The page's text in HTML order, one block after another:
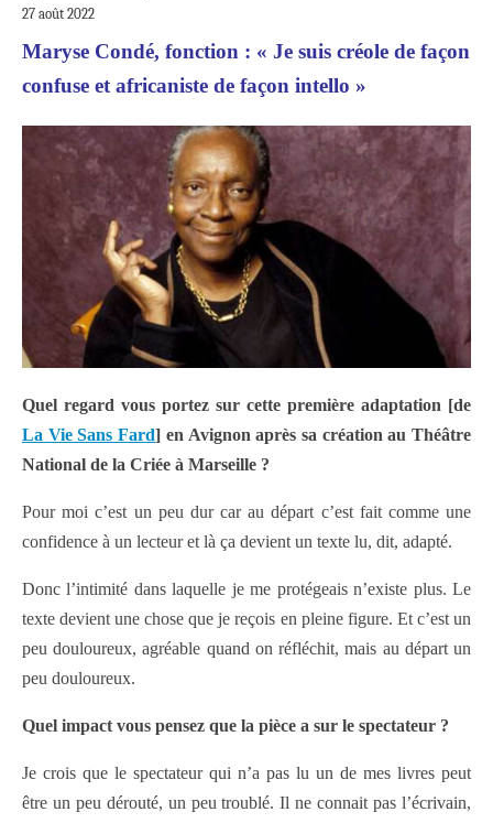
27 août 2022
Maryse Condé, fonction : « Je suis créole de façon
confuse et africaniste de façon intello »
Quel regard vous portez sur cette première adaptation [de
La Vie Sans Fard] en Avignon après sa création au Théâtre
National de la Criée à Marseille ?
Pour moi c’est un peu dur car au départ c’est fait comme une
confidence à un lecteur et là ça devient un texte lu, dit, adapté.
Donc l’intimité dans laquelle je me protégeais n’existe plus. Le
texte devient une chose que je reçois en pleine figure. Et c’est un
peu douloureux, agréable quand on réfléchit, mais au départ un
peu douloureux.
Quel impact vous pensez que la pièce a sur le spectateur ?
Je crois que le spectateur qui n’a pas lu un de mes livres peut
être un peu dérouté, un peu troublé. Il ne connait pas l’écrivain,